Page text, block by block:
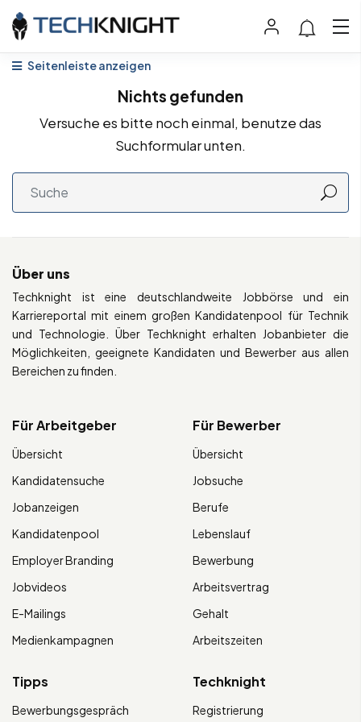
Seitenleiste anzeigen
Nichts gefunden
Versuche es bitte noch einmal, benutze das
Suchformular unten.
Über uns
Techknight ist eine deutschlandweite Jobbörse und ein
Karriereportal mit einem großen Kandidatenpool für Technik
und Technologie. Über Techknight erhalten Jobanbieter die
Möglichkeiten, geeignete Kandidaten und Bewerber aus allen
Bereichen zu finden.
Für Arbeitgeber
Übersicht
Kandidatensuche
Jobanzeigen
Kandidatenpool
Employer Branding
Jobvideos
E-Mailings
Medienkampagnen
Für Bewerber
Übersicht
Jobsuche
Berufe
Lebenslauf
Bewerbung
Arbeitsvertrag
Gehalt
Arbeitszeiten
Tipps
Bewerbungsgespräch
Techknight
Registrierung